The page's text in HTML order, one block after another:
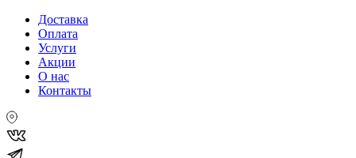
Доставка
Оплата
Услуги
Акции
О нас
Контакты